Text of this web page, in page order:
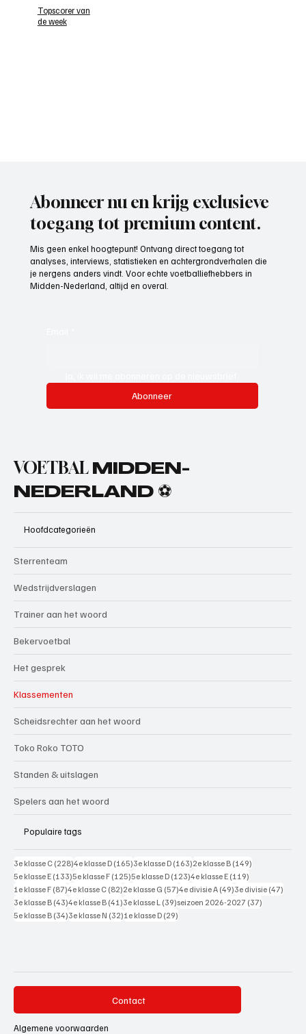
Topscorer van
de week
Abonneer nu en krijg exclusieve
toegang tot premium content.
Mis geen enkel hoogtepunt! Ontvang direct toegang tot
analyses, interviews, statistieken en achtergrondverhalen die
je nergens anders vindt. Voor echte voetballiefhebbers in
Midden-Nederland, altijd en overal.
Abonneer
VOETBAL MIDDEN-
NEDERLAND ⚽
Hoofdcategorieën
Sterrenteam
Wedstrijdverslagen
Trainer aan het woord
Bekervoetbal
Het gesprek
Klassementen
Scheidsrechter aan het woord
Toko Roko TOTO
Standen & uitslagen
Spelers aan het woord
Populaire tags
3e klasse C (228)228 posts
4e klasse D (165)165 posts
3e klasse D (163)163 posts
2e klasse B (149)
5e klasse E (133)133 posts
5e klasse F (125)125 posts
5e klasse D (123)123 posts
4e klasse E (119)
1e klasse F (87)87 posts
4e klasse C (82)82 posts
2e klasse G (57)57 posts
4e divisie A (49)49 posts
3e divisie (47)
3e klasse B (43)43 posts
4e klasse B (41)41 posts
3e klasse L (39)39 posts
seizoen 2026-2027 (37)
5e klasse B (34)34 posts
3e klasse N (32)32 posts
1e klasse D (29)
Contact
Algemene voorwaarden